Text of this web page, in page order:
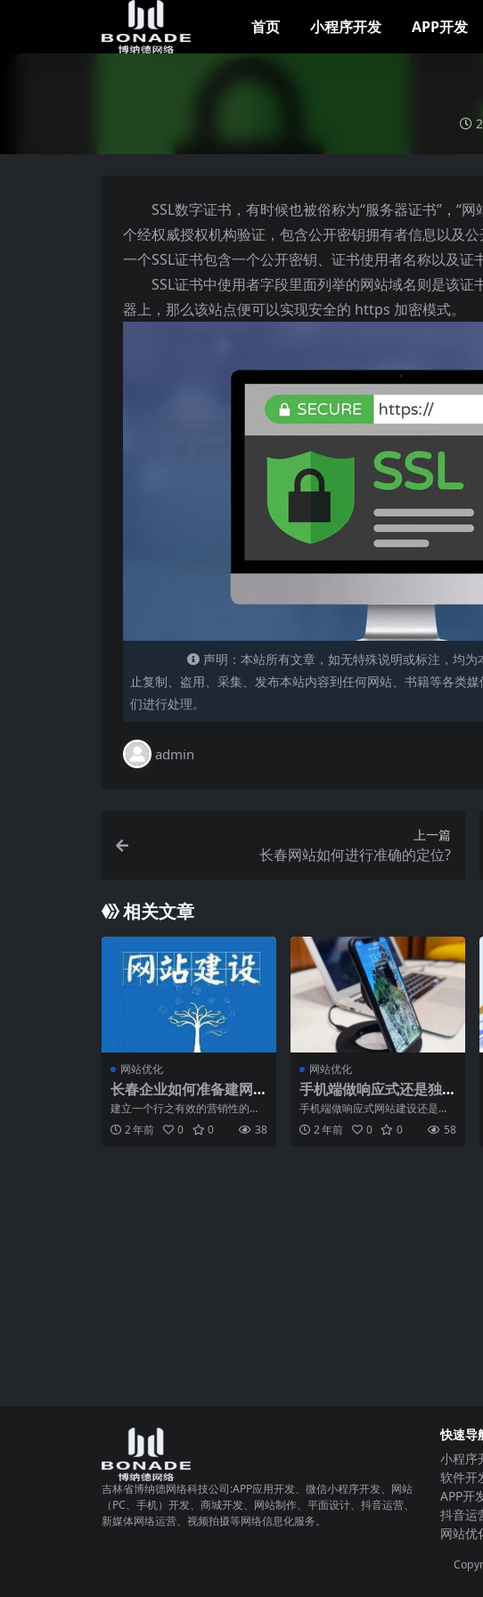
首页 小程序开发 APP开发
SSL数字证书，有时候也被俗称为“服务器证书”，“
个经权威授权机构验证，包含公开密钥拥有者信息以及
一个SSL证书包含一个公开密钥、证书使用者名称以及证
SSL证书中使用者字段里面列举的网站域名则是该
器上，那么该站点便可以实现安全的 https 加密模式。
声明：本站所有文章，如无特殊说明或标注，均
止复制、盗用、采集、发布本站内容到任何网站、书籍等各类
们进行处理。
admin
上一篇
长春网站如何进行准确的定位?
相关文章
网站优化
长春企业如何准备建网
资料？
建立一个行之有效的营销性的网
站决不能马马虎虎，草率行事，
随便准备点资料，找一些象
2 年前 0 0 38
网站优化
手机端做响应式还是独
立手机站？
手机端做响应式网站建设还是独
立手机网站好?创新互联表示：首
先，肯定一点，百度目前
2 年前 0 0 58
吉林省博纳德网络科技公司:APP应用开发、微信小程序开发、网站
（PC、手机）开发、商城开发、网站制作、平面设计、抖音运营、
新媒体网络运营、视频拍摄等网络信息化服务。
快速导
小程序
软件开
APP开
抖音运
网站优